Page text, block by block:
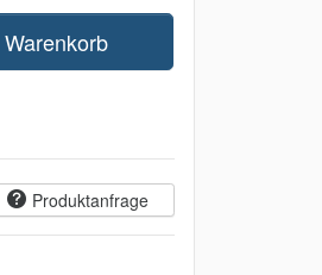
Warenkorb
Produktanfrage